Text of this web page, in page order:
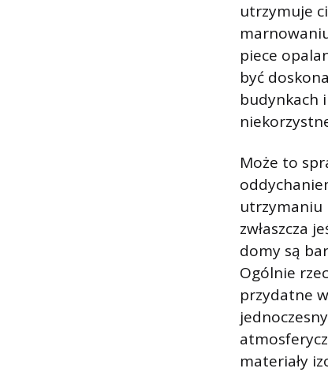
utrzymuje
piece
być
budynkach
Może to
utrzymaniu
zwłaszcza
domy są
Ogólnie
przydatne
materiały